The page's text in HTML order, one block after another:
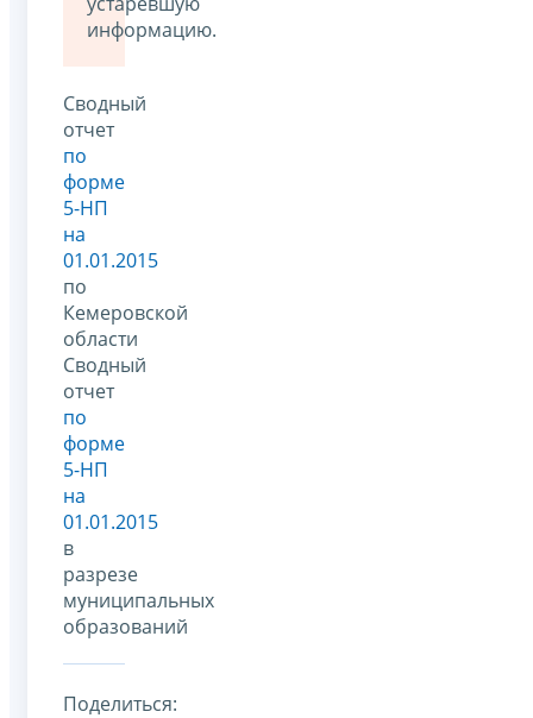
информацию.
Сводный
отчет
по
форме
5-НП
на
01.01.2015
по
Кемеровской
области
Сводный
отчет
по
форме
5-НП
на
01.01.2015
в
разрезе
муниципальных
образований
Поделиться: